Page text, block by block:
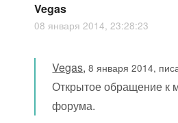
Vegas
08 января 2014, 23:28:23
Vegas,8 января 2014,
Открытое обращение к
форума.